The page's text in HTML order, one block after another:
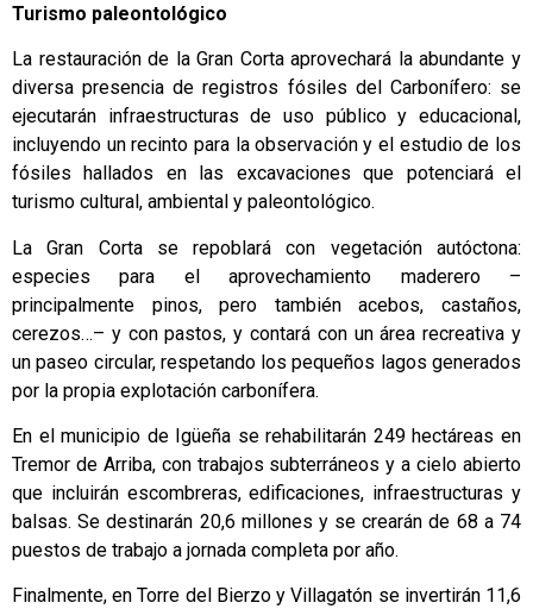
Turismo paleontológico
La restauración de la Gran Corta aprovechará la abundante y
diversa presencia de registros fósiles del Carbonífero: se
ejecutarán infraestructuras de uso público y educacional,
incluyendo un recinto para la observación y el estudio de los
fósiles hallados en las excavaciones que potenciará el
turismo cultural, ambiental y paleontológico.
La Gran Corta se repoblará con vegetación autóctona:
especies para el aprovechamiento maderero –
principalmente pinos, pero también acebos, castaños,
cerezos…– y con pastos, y contará con un área recreativa y
un paseo circular, respetando los pequeños lagos generados
por la propia explotación carbonífera.
En el municipio de Igüeña se rehabilitarán 249 hectáreas en
Tremor de Arriba, con trabajos subterráneos y a cielo abierto
que incluirán escombreras, edificaciones, infraestructuras y
balsas. Se destinarán 20,6 millones y se crearán de 68 a 74
puestos de trabajo a jornada completa por año.
Finalmente, en Torre del Bierzo y Villagatón se invertirán 11,6